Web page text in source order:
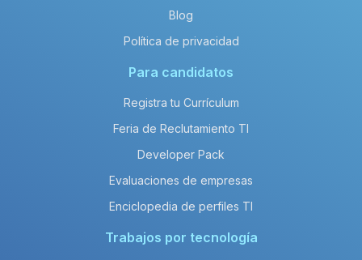
Blog
Política de privacidad
Para candidatos
Registra tu Currículum
Feria de Reclutamiento TI
Developer Pack
Evaluaciones de empresas
Enciclopedia de perfiles TI
Trabajos por tecnología